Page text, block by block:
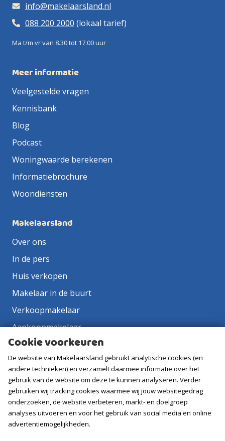
info@makelaarsland.nl
088 200 2000 (lokaal tarief)
Ma t/m vr van 8.30 tot 17.00 uur
Meer informatie
Veelgestelde vragen
Kennisbank
Blog
Podcast
Woningwaarde berekenen
Informatiebrochure
Woondiensten
Makelaarsland
Over ons
In de pers
Huis verkopen
Makelaar in de buurt
Verkoopmakelaar
Aankoopmakelaar
Contact
Vacatures
Volg ons
Cookie voorkeuren
De website van Makelaarsland gebruikt analytische cookies (en
andere technieken) en verzamelt daarmee informatie over het
gebruik van de website om deze te kunnen analyseren. Verder
gebruiken wij tracking cookies waarmee wij jouw websitegedrag
onderzoeken, de website verbeteren, markt- en doelgroep
analyses uitvoeren en voor het gebruik van social media en online
advertentiemogelijkheden.